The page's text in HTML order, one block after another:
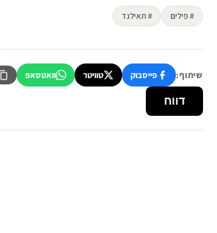
# פילים # תאילנד
שיתוף: פייסבוק טוויטר וואטסאפ
דווח